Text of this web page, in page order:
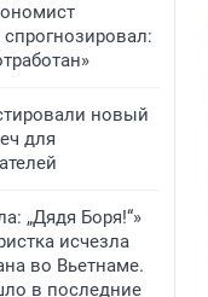
новый
для
„Дядя Боря!“»
исчезла
во Вьетнаме.
в последние